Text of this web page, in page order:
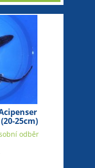
25cm)
odběr